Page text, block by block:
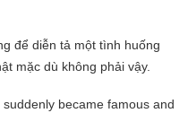
để diễn tả một tình huống
mặc dù không phải vậy.
became famous and